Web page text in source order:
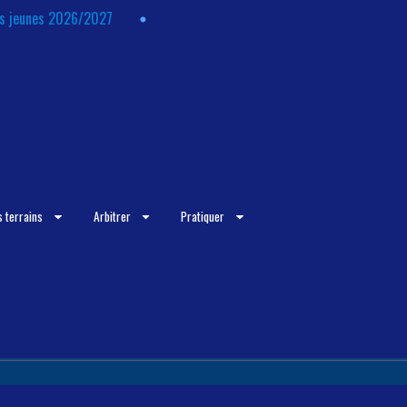
jeunes 2026/2027
terrains Arbitrer Pratiquer